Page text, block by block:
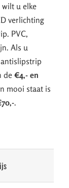
u elke
verlichting
PVC,
Als u
de €4,- en
mooi staat is
.